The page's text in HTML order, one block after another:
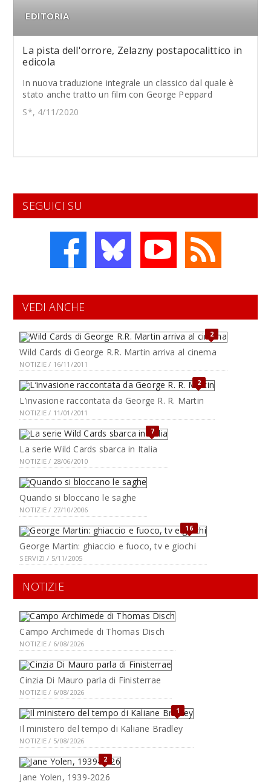
EDITORIA
La pista dell'orrore, Zelazny postapocalittico in
edicola
In nuova traduzione integrale un classico dal quale è
stato anche tratto un film con George Peppard
S*, 4/11/2020
SEGUICI SU
VEDI ANCHE
2
Wild Cards di George R.R. Martin arriva al cinema
NOTIZIE / 16/11/2011
2
L’invasione raccontata da George R. R. Martin
NOTIZIE / 11/01/2011
7
La serie Wild Cards sbarca in Italia
NOTIZIE / 28/06/2010
Quando si bloccano le saghe
NOTIZIE / 27/10/2006
16
George Martin: ghiaccio e fuoco, tv e giochi
SERVIZI / 5/11/2005
NOTIZIE
Campo Archimede di Thomas Disch
NOTIZIE / 6/08/2026
Cinzia Di Mauro parla di Finisterrae
NOTIZIE / 6/08/2026
1
Il ministero del tempo di Kaliane Bradley
NOTIZIE / 5/08/2026
2
Jane Yolen, 1939-2026